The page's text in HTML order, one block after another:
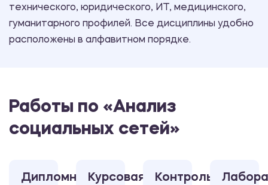
технического, юридического, ИТ, медицинского,
гуманитарного профилей. Все дисциплины удобно
расположены в алфавитном порядке.
Работы по «Анализ
социальных сетей»
ДипломнаяКурсовая
Контрольная